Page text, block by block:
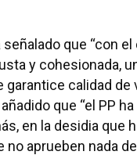
que “con
y cohesionada,
calidad de
que “el PP
en la desidia que
aprueben nada